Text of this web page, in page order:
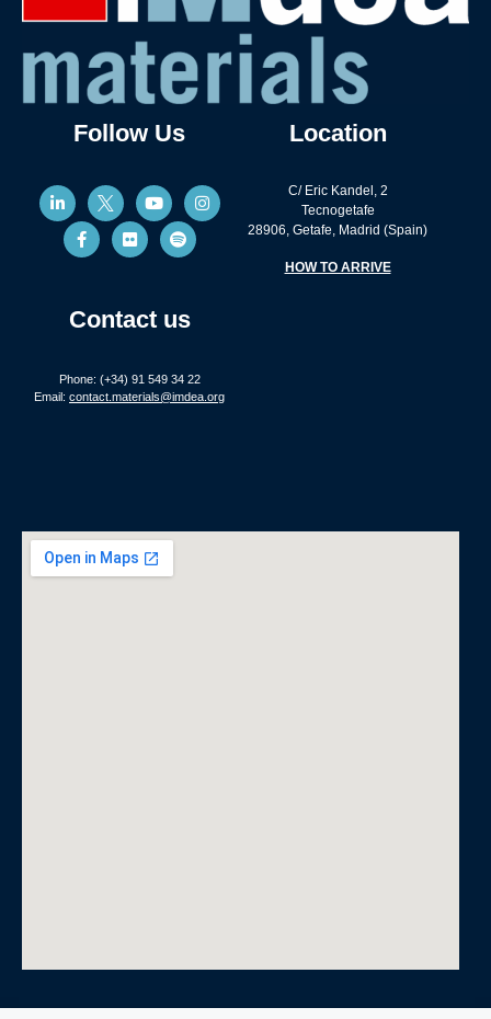
Follow Us
Contact us
Phone: (+34) 91 549 34 22
Email: contact.materials@imdea.org
Location
C/ Eric Kandel, 2
Tecnogetafe
28906, Getafe, Madrid (Spain)
HOW TO ARRIVE